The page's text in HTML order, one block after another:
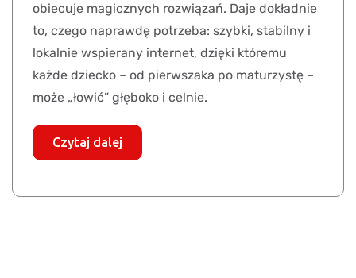
obiecuje magicznych rozwiązań. Daje dokładnie
to, czego naprawdę potrzeba: szybki, stabilny i
lokalnie wspierany internet, dzięki któremu
każde dziecko – od pierwszaka po maturzystę –
może „łowić” głęboko i celnie.
Czytaj dalej